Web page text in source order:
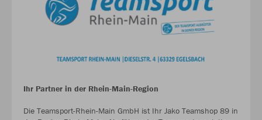
Ihr Partner in der Rhein-Main-Region
Die Teamsport-Rhein-Main GmbH ist Ihr Jako Teamshop 89 in